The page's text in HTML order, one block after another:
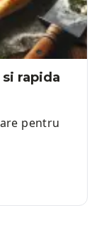
rapida
pentru